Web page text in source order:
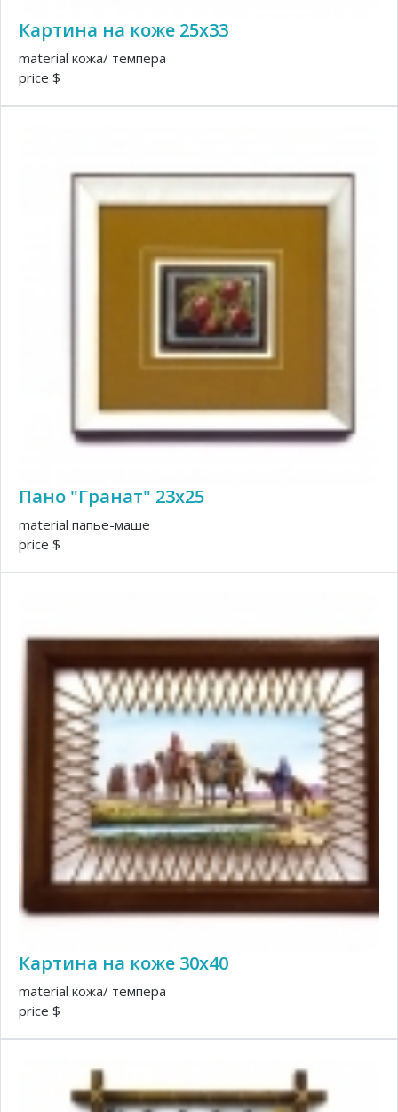
Картина на коже 25х33
material кожа/ темпера
price $
Пано "Гранат" 23х25
material папье-маше
price $
Картина на коже 30х40
material кожа/ темпера
price $